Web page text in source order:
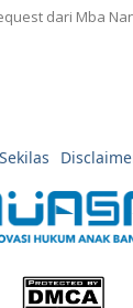
dari Mba
Sekilas